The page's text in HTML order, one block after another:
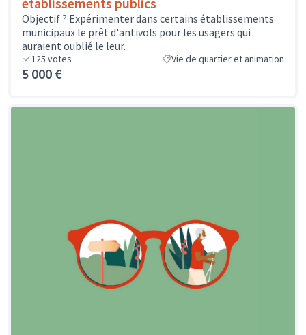
Objectif ? Expérimenter dans certains établissements
municipaux le prêt d'antivols pour les usagers qui
auraient oublié le leur.
125 votes Vie de quartier et animation
5 000 €